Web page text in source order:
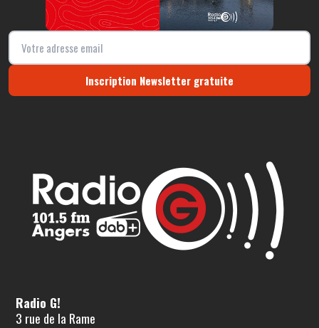
Inscription Newsletter gratuite
Radio G!
3 rue de la Rame